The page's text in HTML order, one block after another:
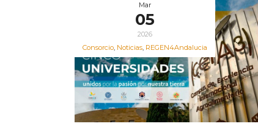
Mar
05
2026
Consorcio, Noticias, REGEN4Andalucia